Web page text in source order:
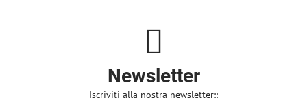
Newsletter
Iscriviti alla nostra newsletter::